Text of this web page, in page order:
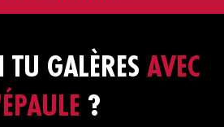
GALÈRESAVEC
?